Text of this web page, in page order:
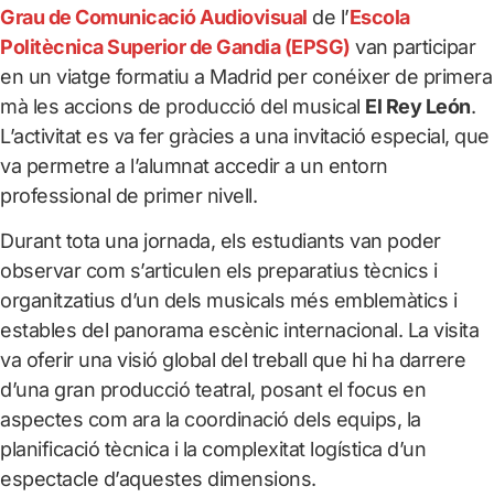
Grau de Comunicació Audiovisual de l’Escola
Politècnica Superior de Gandia (EPSG) van participar
en un viatge formatiu a Madrid per conéixer de primera
mà les accions de producció del musical El Rey León.
L’activitat es va fer gràcies a una invitació especial, que
va permetre a l’alumnat accedir a un entorn
professional de primer nivell.
Durant tota una jornada, els estudiants van poder
observar com s’articulen els preparatius tècnics i
organitzatius d’un dels musicals més emblemàtics i
estables del panorama escènic internacional. La visita
va oferir una visió global del treball que hi ha darrere
d’una gran producció teatral, posant el focus en
aspectes com ara la coordinació dels equips, la
planificació tècnica i la complexitat logística d’un
espectacle d’aquestes dimensions.